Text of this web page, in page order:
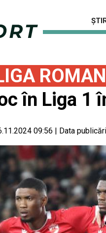
în Liga 1
09:56 | Data